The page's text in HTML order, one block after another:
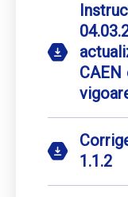
1.1.2